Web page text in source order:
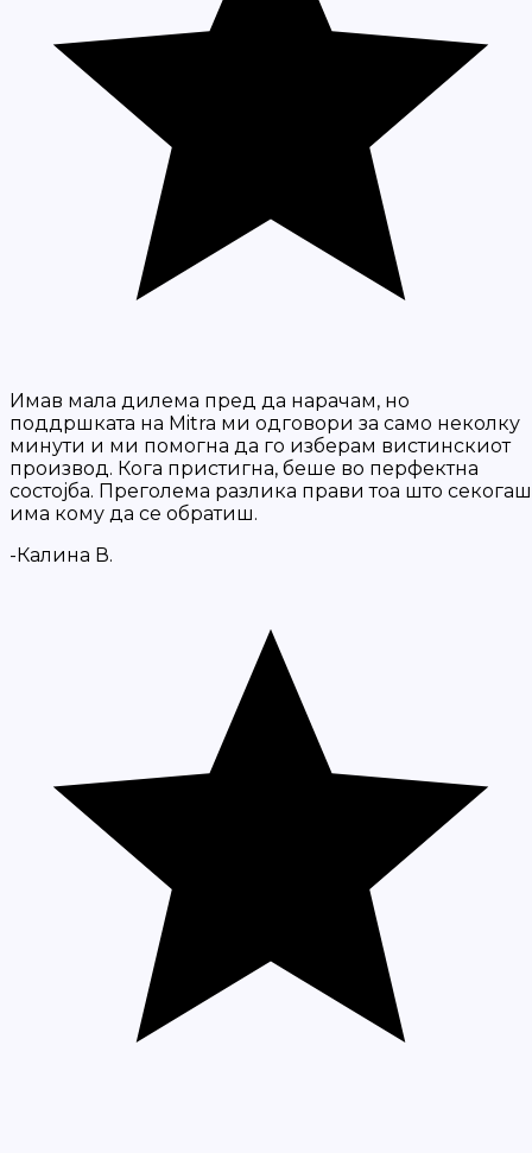
Имав мала дилема пред да нарачам, но
поддршката на Mitra ми одговори за само неколку
минути и ми помогна да го изберам вистинскиот
производ. Кога пристигна, беше во перфектна
состојба. Преголема разлика прави тоа што секогаш
има кому да се обратиш.
-Калина В.